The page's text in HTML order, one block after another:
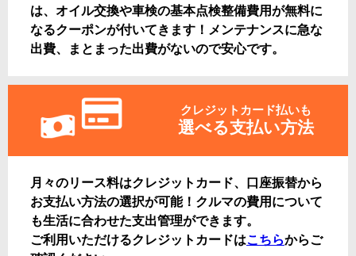
は、オイル交換や車検の基本点検整備費用が無料に
なるクーポンが付いてきます！メンテナンスに急な
出費、まとまった出費がないので安心です。
クレジットカード払いも
選べる支払い方法
月々のリース料はクレジットカード、口座振替から
お支払い方法の選択が可能！クルマの費用について
も生活に合わせた支出管理ができます。
ご利用いただけるクレジットカードはこちらからご